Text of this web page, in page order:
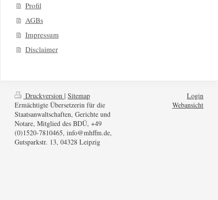
Profil
AGBs
Impressum
Disclaimer
Druckversion | Sitemap
Ermächtigte Übersetzerin für die
Staatsanwaltschaften, Gerichte und
Notare, Mitglied des BDÜ, +49
(0)1520-7810465, info@mhffm.de,
Gutsparkstr. 13, 04328 Leipzig
Login
Webansicht